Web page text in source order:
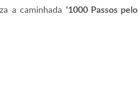
a caminhada ‘1000 Passos pelo